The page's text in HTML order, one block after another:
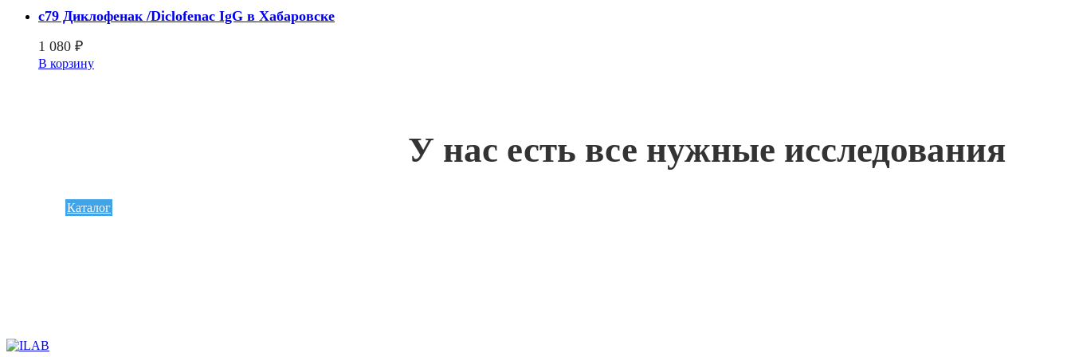
c79 Диклофенак /Diclofenac IgG в Хабаровске
1 080 ₽
В корзину
У нас есть все нужные исследования
Каталог